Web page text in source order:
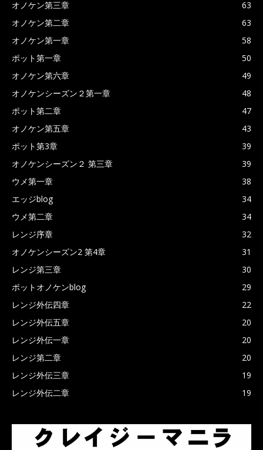
オノケン第三章
63
オノケン第二章
63
オノケン第一章
58
ポット第一章
50
オノケン第六章
49
オノケンシーズン２第一章
48
ポット第二章
47
オノケン第五章
43
ポット第3章
39
オノケンシーズン２ 第三章
39
ウメ第一章
38
エッジblog
34
ウメ第二章
34
レンジ序章
32
オノケンシーズン2 第4章
31
レンジ第三章
30
ポットオノケンblog
29
レンジ外伝四章
22
レンジ外伝五章
20
レンジ外伝一章
20
レンジ第二章
20
レンジ外伝三章
19
レンジ外伝二章
19